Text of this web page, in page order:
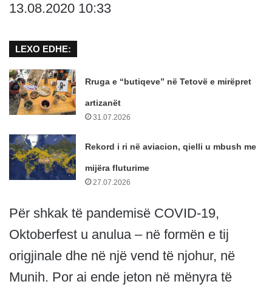
13.08.2020 10:33
LEXO EDHE:
Rruga e “butiqeve” në Tetovë e mirëpret
artizanët
31.07.2026
Rekord i ri në aviacion, qielli u mbush me
mijëra fluturime
27.07.2026
Për shkak të pandemisë COVID-19,
Oktoberfest u anulua – në formën e tij
origjinale dhe në një vend të njohur, në
Munih. Por ai ende jeton në mënyra të